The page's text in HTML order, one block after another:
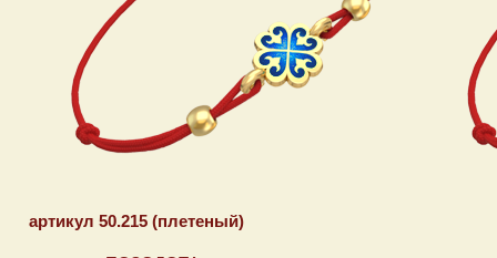
артикул 50.215 (плетеный)